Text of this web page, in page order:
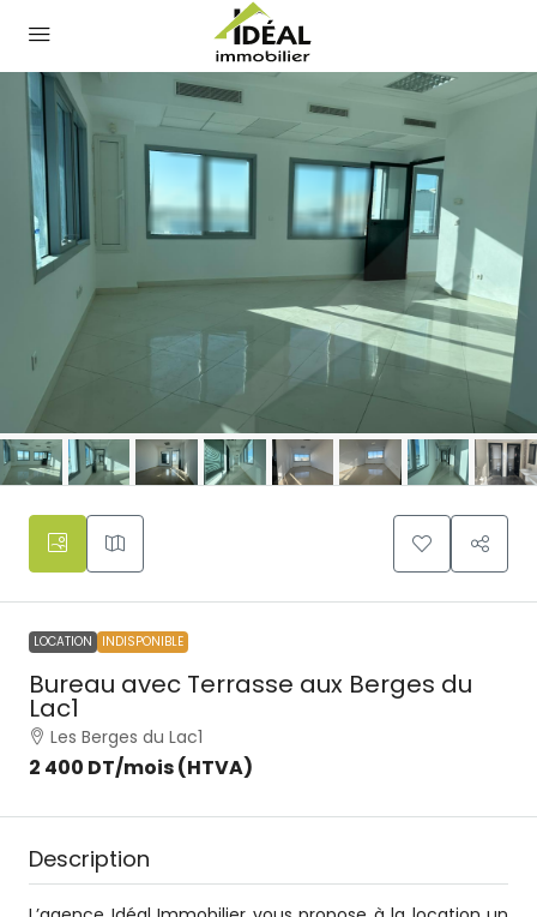
LOCATION INDISPONIBLE
Bureau avec Terrasse aux Berges du
Lac1
Les Berges du Lac1
2 400 DT/mois (HTVA)
Description